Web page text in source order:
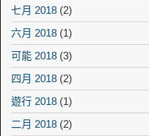
七月 2018 (2)
六月 2018 (1)
可能 2018 (3)
四月 2018 (2)
遊行 2018 (1)
二月 2018 (2)